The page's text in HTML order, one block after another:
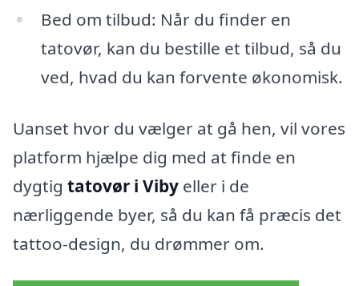
Bed om tilbud: Når du finder en
tatovør, kan du bestille et tilbud, så du
ved, hvad du kan forvente økonomisk.
Uanset hvor du vælger at gå hen, vil vores
platform hjælpe dig med at finde en
dygtig tatovør i Viby eller i de
nærliggende byer, så du kan få præcis det
tattoo-design, du drømmer om.